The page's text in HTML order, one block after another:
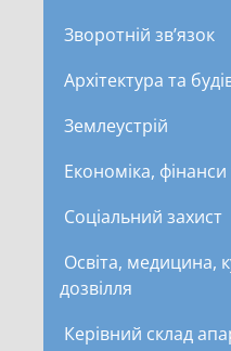
Зворотній зв’язок
Архітектура та
Землеустрій
Економіка,
Соціальний захист
Освіта, медицина,
дозвілля
Керівний склад